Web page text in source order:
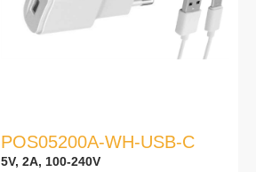
POS05200A-WH-USB-C
5V, 2A, 100-240V